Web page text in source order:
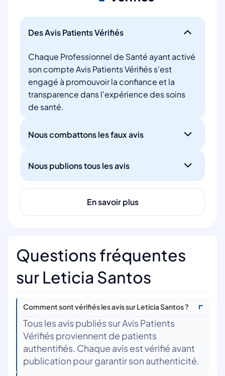
Des Avis Patients Vérifiés
Chaque Professionnel de Santé ayant activé
son compte Avis Patients Vérifiés s'est
engagé à promouvoir la confiance et la
transparence dans l'expérience des soins
de santé.
Nous combattons les faux avis
Nous publions tous les avis
En savoir plus
Questions fréquentes
sur Leticia Santos
Comment sont vérifiés les avis sur Leticia Santos ?
Tous les avis publiés sur Avis Patients
Vérifiés proviennent de patients
authentifiés. Chaque avis est vérifié avant
publication pour garantir son authenticité.